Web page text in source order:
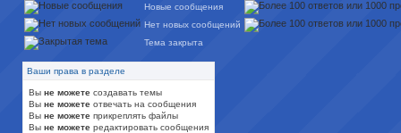
Новые сообщения
Нет новых сообщений
Тема закрыта
Ваши права в разделе
Вы не можете создавать темы
Вы не можете отвечать на сообщения
Вы не можете прикреплять файлы
Вы не можете редактировать сообщения